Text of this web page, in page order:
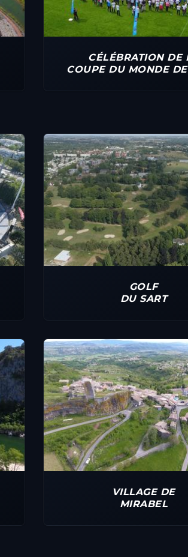
CÉLÉBRATION DE
COUPE DU MONDE
GOLF
DU SART
VILLAGE DE
MIRABEL